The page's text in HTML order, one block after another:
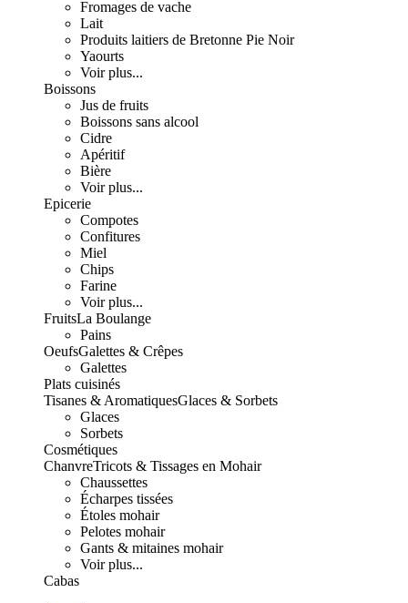
Fromages de vache
Lait
Produits laitiers de Bretonne Pie Noir
Yaourts
Voir plus...
Boissons
Jus de fruits
Boissons sans alcool
Cidre
Apéritif
Bière
Voir plus...
Epicerie
Compotes
Confitures
Miel
Chips
Farine
Voir plus...
FruitsLa Boulange
Pains
OeufsGalettes & Crêpes
Galettes
Plats cuisinés
Tisanes & AromatiquesGlaces & Sorbets
Glaces
Sorbets
Cosmétiques
ChanvreTricots & Tissages en Mohair
Chaussettes
Écharpes tissées
Étoles mohair
Pelotes mohair
Gants & mitaines mohair
Voir plus...
Cabas